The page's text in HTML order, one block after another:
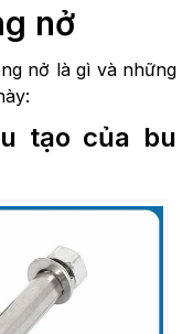
nở
nở là gì và những
tạo của bu